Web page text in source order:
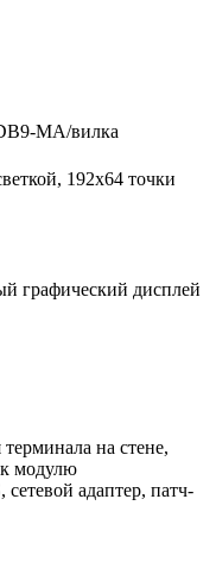
MА/вилка
192х64 точки
графический дисплей
на стене,
модулю
адаптер, патч-